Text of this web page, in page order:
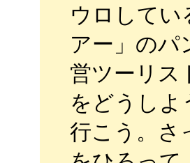
ウロしてい
アー」のパ
営ツーリス
をどうしよ
行こう。さ